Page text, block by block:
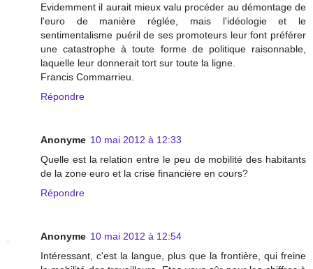
Evidemment il aurait mieux valu procéder au démontage de
l'euro de manière réglée, mais l'idéologie et le
sentimentalisme puéril de ses promoteurs leur font préférer
une catastrophe à toute forme de politique raisonnable,
laquelle leur donnerait tort sur toute la ligne.
Francis Commarrieu.
Répondre
Anonyme 10 mai 2012 à 12:33
Quelle est la relation entre le peu de mobilité des habitants
de la zone euro et la crise financière en cours?
Répondre
Anonyme 10 mai 2012 à 12:54
Intéressant, c'est la langue, plus que la frontière, qui freine